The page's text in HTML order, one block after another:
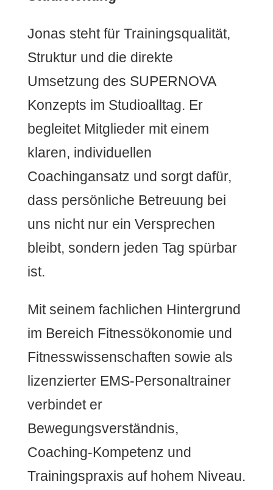
Jonas steht für Trainingsqualität,
Struktur und die direkte
Umsetzung des SUPERNOVA
Konzepts im Studioalltag. Er
begleitet Mitglieder mit einem
klaren, individuellen
Coachingansatz und sorgt dafür,
dass persönliche Betreuung bei
uns nicht nur ein Versprechen
bleibt, sondern jeden Tag spürbar
ist.
Mit seinem fachlichen Hintergrund
im Bereich Fitnessökonomie und
Fitnesswissenschaften sowie als
lizenzierter EMS-Personaltrainer
verbindet er
Bewegungsverständnis,
Coaching-Kompetenz und
Trainingspraxis auf hohem Niveau.